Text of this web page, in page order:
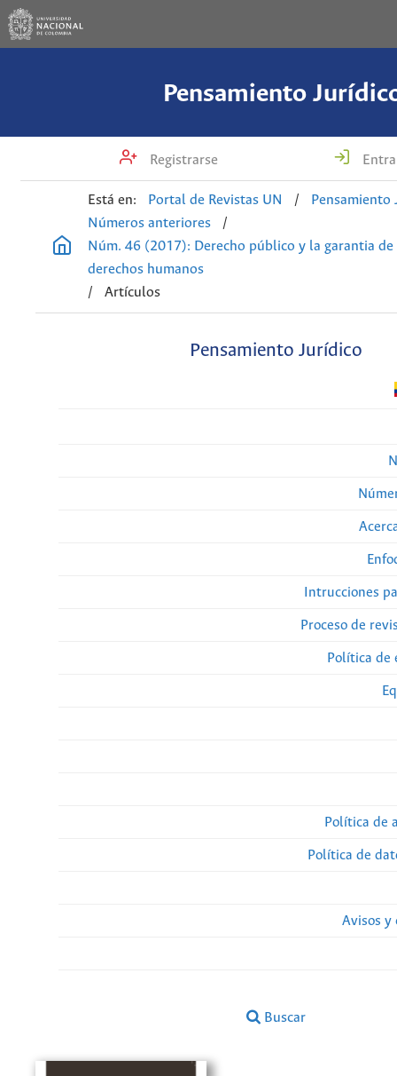
Pensamiento
Registrarse
Está en: Portal de Revistas UN /
Pensamiento
Números anteriores
/
Núm. 46 (2017): Derecho público y la garantia de
derechos humanos
/
Artículos
Pensamiento Jurídico
Intrucciones
Proceso de
Política
Política de
Política de
Avisos y
Buscar